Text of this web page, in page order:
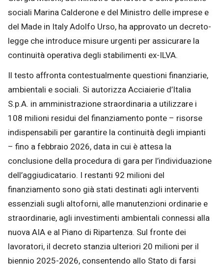
sociali Marina Calderone e del Ministro delle imprese e
del Made in Italy Adolfo Urso, ha approvato un decreto-
legge che introduce misure urgenti per assicurare la
continuità operativa degli stabilimenti ex-ILVA.
Il testo affronta contestualmente questioni finanziarie,
ambientali e sociali. Si autorizza Acciaierie d’Italia
S.p.A. in amministrazione straordinaria a utilizzare i
108 milioni residui del finanziamento ponte – risorse
indispensabili per garantire la continuità degli impianti
– fino a febbraio 2026, data in cui è attesa la
conclusione della procedura di gara per l’individuazione
dell’aggiudicatario. I restanti 92 milioni del
finanziamento sono già stati destinati agli interventi
essenziali sugli altoforni, alle manutenzioni ordinarie e
straordinarie, agli investimenti ambientali connessi alla
nuova AIA e al Piano di Ripartenza. Sul fronte dei
lavoratori, il decreto stanzia ulteriori 20 milioni per il
biennio 2025-2026, consentendo allo Stato di farsi